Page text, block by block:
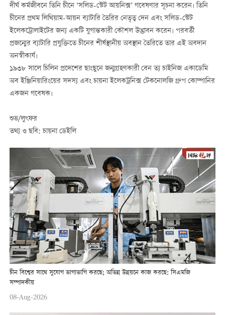
দীর্ঘ কর্মজীবনে তিনি চীনে ‘সলিড-স্টেট আয়নিক্স’ গবেষণার সূচনা করেন। তিনি
চীনের প্রথম লিথিয়াম-আয়ন ব্যাটারি তৈরির নেতৃত্ব দেন এবং সলিড-স্টেট
ইলেকট্রোলাইটের জন্য একটি যুগান্তকারী কৌশল উদ্ভাবন করেন। পরবর্তী
প্রজন্মের ব্যাটারি প্রযুক্তিতে চীনের শীর্ষস্থানীয় অবস্থান তৈরিতে তার এই অবদান
অনস্বীকার্য।
১৯৩৮ সালে চিলিন প্রদেশের ছাংছুনে জন্মগ্রহণকারী বেন ত্য চাইনিজ একাডেমি
অব ইঞ্জিনিয়ারিংয়ের সদস্য এবং চায়না ইলেকট্রনিক্স টেকনোলজি গ্রুপ কোম্পানির
একজন গবেষক।
শুভ/লুৎফর
তথ্য ও ছবি: চায়না ডেইলি
চীন বিশ্বের সাথে সুযোগ ভাগাভাগি করছে; অভিন্ন উন্নয়নে কাজ করছে: সিএমজি
সম্পাদকীয়
08-Aug-2026